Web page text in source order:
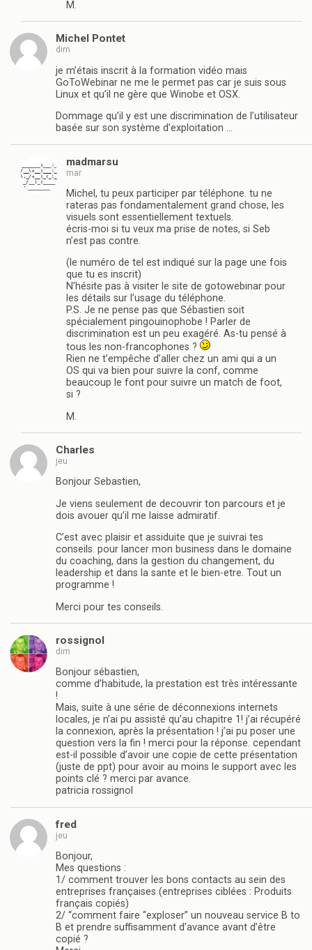
M.
Michel Pontet
dim
je m’étais inscrit à la formation vidéo mais
GoToWebinar ne me le permet pas car je suis sous
Linux et qu’il ne gère que Winobe et OSX.
Dommage qu’il y est une discrimination de l’utilisateur
basée sur son système d’exploitation …
madmarsu
mar
Michel, tu peux participer par téléphone. tu ne
rateras pas fondamentalement grand chose, les
visuels sont essentiellement textuels.
écris-moi si tu veux ma prise de notes, si Seb
n’est pas contre.
(le numéro de tel est indiqué sur la page une fois
que tu es inscrit)
N’hésite pas à visiter le site de gotowebinar pour
les détails sur l’usage du téléphone.
P.S. Je ne pense pas que Sébastien soit
spécialement pingouinophobe ! Parler de
discrimination est un peu exagéré. As-tu pensé à
tous les non-francophones ?
Rien ne t’empêche d’aller chez un ami qui a un
OS qui va bien pour suivre la conf, comme
beaucoup le font pour suivre un match de foot,
si ?
M.
Charles
jeu
Bonjour Sebastien,
Je viens seulement de decouvrir ton parcours et je
dois avouer qu’il me laisse admiratif.
C’est avec plaisir et assiduite que je suivrai tes
conseils. pour lancer mon business dans le domaine
du coaching, dans la gestion du changement, du
leadership et dans la sante et le bien-etre. Tout un
programme !
Merci pour tes conseils.
rossignol
dim
Bonjour sébastien,
comme d’habitude, la prestation est très intéressante
!
Mais, suite à une série de déconnexions internets
locales, je n’ai pu assisté qu’au chapitre 1! j’ai récupéré
la connexion, après la présentation ! j’ai pu poser une
question vers la fin ! merci pour la réponse. cependant
est-il possible d’avoir une copie de cette présentation
(juste de ppt) pour avoir au moins le support avec les
points clé ? merci par avance.
patricia rossignol
fred
jeu
Bonjour,
Mes questions :
1/ comment trouver les bons contacts au sein des
entreprises françaises (entreprises ciblées : Produits
français copiés)
2/ “comment faire “exploser” un nouveau service B to
B et prendre suffisamment d’avance avant d’être
copié ?